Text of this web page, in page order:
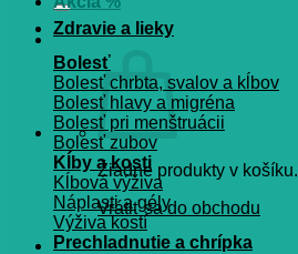
Žiadne produkty v košíku.
Vrátiť sa do obchodu
Košík
Zdravie a lieky
Bolesť
Bolesť chrbta, svalov a kĺbov
Bolesť hlavy a migréna
Bolesť pri menštruácii
Bolesť zubov
Kĺby a kosti
Kĺbová výživa
Náplasti a gély
Výživa kostí
Prechladnutie a chrípka